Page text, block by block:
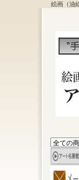
絵画（油